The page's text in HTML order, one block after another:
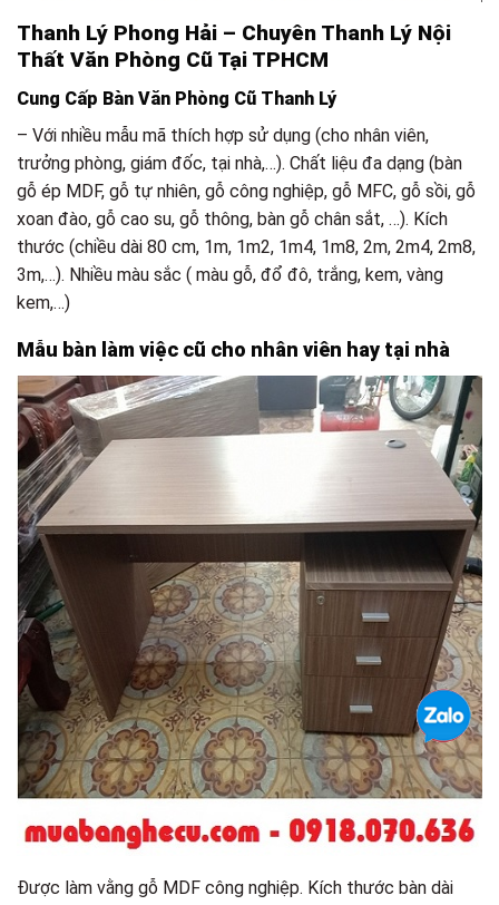
Thanh Lý Phong Hải – Chuyên Thanh Lý Nội
Thất Văn Phòng Cũ Tại TPHCM
Cung Cấp Bàn Văn Phòng Cũ Thanh Lý
– Với nhiều mẫu mã thích hợp sử dụng (cho nhân viên,
trưởng phòng, giám đốc, tại nhà,…). Chất liệu đa dạng (bàn
gỗ ép MDF, gỗ tự nhiên, gỗ công nghiệp, gỗ MFC, gỗ sồi, gỗ
xoan đào, gỗ cao su, gỗ thông, bàn gỗ chân sắt, …). Kích
thước (chiều dài 80 cm, 1m, 1m2, 1m4, 1m8, 2m, 2m4, 2m8,
3m,…). Nhiều màu sắc ( màu gỗ, đổ đô, trắng, kem, vàng
kem,…)
Mẫu bàn làm việc cũ cho nhân viên hay tại nhà
Được làm vằng gỗ MDF công nghiệp. Kích thước bàn dài